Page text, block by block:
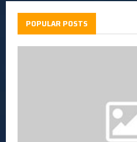
POPULAR POSTS